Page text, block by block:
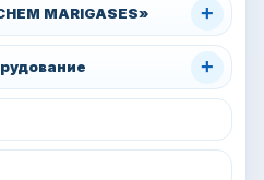
MARIGASES» +
+